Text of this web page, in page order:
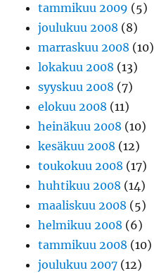
tammikuu 2009 (5)
joulukuu 2008 (8)
marraskuu 2008 (10)
lokakuu 2008 (13)
syyskuu 2008 (7)
elokuu 2008 (11)
heinäkuu 2008 (10)
kesäkuu 2008 (12)
toukokuu 2008 (17)
huhtikuu 2008 (14)
maaliskuu 2008 (5)
helmikuu 2008 (6)
tammikuu 2008 (10)
joulukuu 2007 (12)